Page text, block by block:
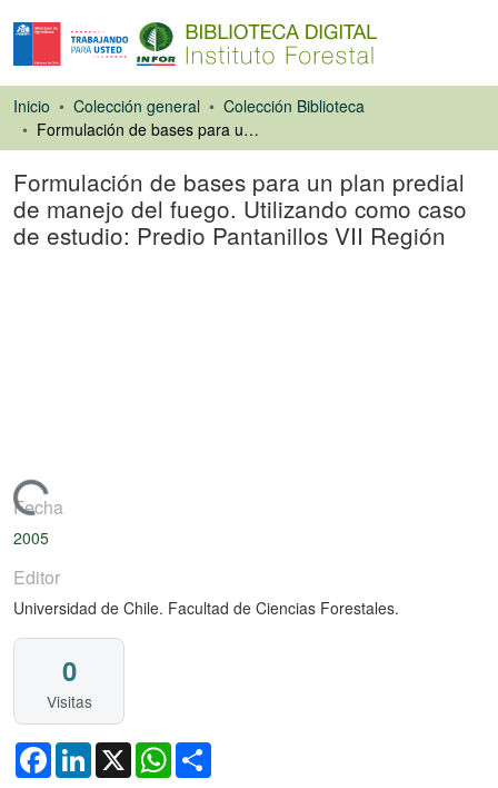
Inicio Colección general
Colección Biblioteca
Formulación de bases para un plan predial de manejo del fuego. Utilizando como caso de estudio: Predio Pantanillos VII Región
Formulación de bases para un plan predial
de manejo del fuego. Utilizando como caso
de estudio: Predio Pantanillos VII Región
Fecha
2005
Editor
Universidad de Chile. Facultad de Ciencias Forestales.
0
Visitas
FacebookLinkedIn
X WhatsApp